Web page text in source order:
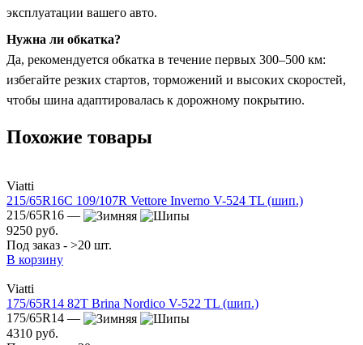
эксплуатации вашего авто.
Нужна ли обкатка?
Да, рекомендуется обкатка в течение первых 300–500 км:
избегайте резких стартов, торможений и высоких скоростей,
чтобы шина адаптировалась к дорожному покрытию.
Похожие товары
Viatti
215/65R16C 109/107R Vettore Inverno V-524 TL (шип.)
215/65R16 —
9250 руб.
Под заказ - >20 шт.
В корзину
Viatti
175/65R14 82T Brina Nordico V-522 TL (шип.)
175/65R14 —
4310 руб.